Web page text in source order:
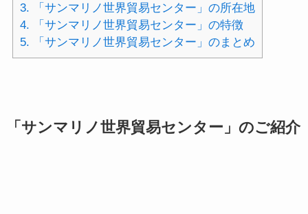
3. 「サンマリノ世界貿易センター」の所在地
4. 「サンマリノ世界貿易センター」の特徴
5. 「サンマリノ世界貿易センター」のまとめ
「サンマリノ世界貿易センター」のご紹介